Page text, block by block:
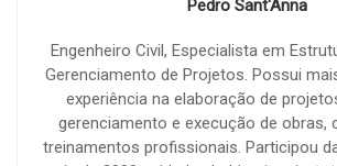
Pedro Sant'Anna
Engenheiro Civil, Especialista em
Gerenciamento de Projetos. Possui
experiência na elaboração de
gerenciamento e execução de obras,
treinamentos profissionais. Participou